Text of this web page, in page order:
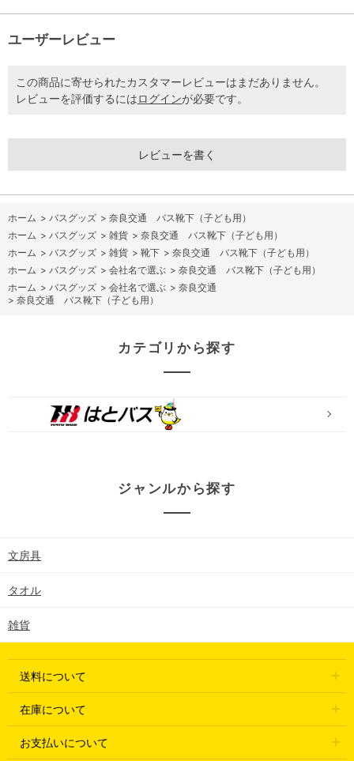
ユーザーレビュー
この商品に寄せられたカスタマーレビューはまだありません。
レビューを評価するにはログインが必要です。
レビューを書く
ホーム > バスグッズ > 奈良交通 バス靴下（子ども用）
ホーム > バスグッズ > 雑貨 > 奈良交通 バス靴下（子ども用）
ホーム > バスグッズ > 雑貨 > 靴下 > 奈良交通 バス靴下（子ども用）
ホーム > バスグッズ > 会社名で選ぶ > 奈良交通 バス靴下（子ども用）
ホーム > バスグッズ > 会社名で選ぶ > 奈良交通
> 奈良交通 バス靴下（子ども用）
カテゴリから探す
ジャンルから探す
文房具
タオル
雑貨
送料について
在庫について
お支払いについて